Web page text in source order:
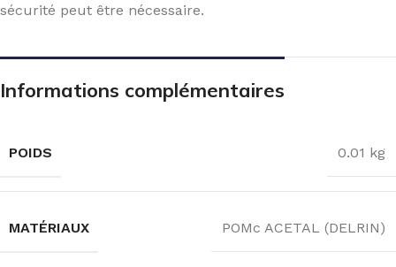
sécurité peut être nécessaire.
Informations complémentaires
POIDS 0.01 kg
MATÉRIAUX POMc ACETAL (DELRIN)